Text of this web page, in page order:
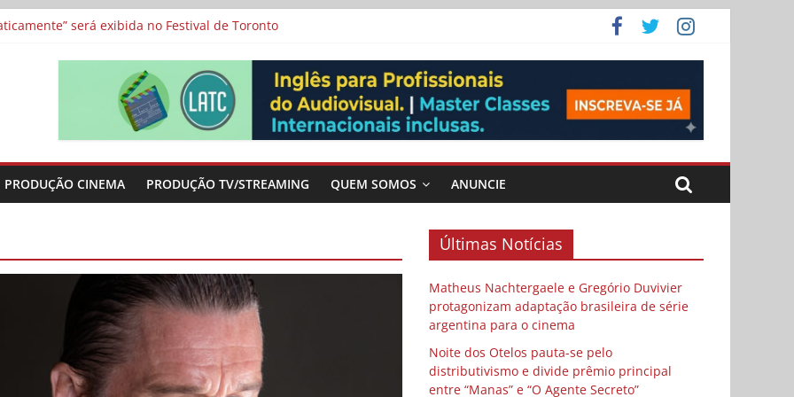
“Os Feiticeiros Inocentes” e filme-tributo de Wajda a Zbigniew Cybulski
protagonizam adaptação brasileira de série argentina para o cinema
e divide prêmio principal entre “Manas” e “O Agente Secreto”
metragens sobre envelhecimento criados a partir de histórias de vida
PRODUÇÃO CINEMA PRODUÇÃO TV/STREAMING QUEM SOMOS ANUNCIE
Últimas Notícias
Matheus Nachtergaele e Gregório Duvivier
protagonizam adaptação brasileira de série
argentina para o cinema
Noite dos Otelos pauta-se pelo
distributivismo e divide prêmio principal
entre “Manas” e “O Agente Secreto”